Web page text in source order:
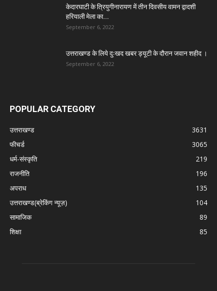
केदारघाटी के त्रियुगीनारायण में तीन दिवसीय वामन द्वादशी
हरियाली मेला का...
September 6, 2022
उत्तराखण्ड के लिये दुःखद खबर ड्यूटी के दौरान जवान शहीद ।
September 6, 2022
POPULAR CATEGORY
उत्तराखण्ड
3631
फीचर्ड
3065
धर्म-संस्कृति
219
राजनीति
196
अपराध
135
उत्तराखण्ड(ब्रेकिंग न्यूज़)
104
सामाजिक
89
शिक्षा
85